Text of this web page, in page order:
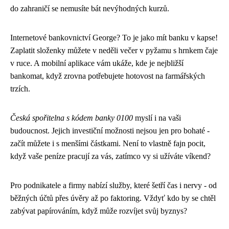
do zahraničí se nemusíte bát nevýhodných kurzů.
Internetové bankovnictví George? To je jako mít banku v kapse!
Zaplatit složenky můžete v neděli večer v pyžamu s hrnkem čaje
v ruce. A mobilní aplikace vám ukáže, kde je nejbližší
bankomat, když zrovna potřebujete hotovost na farmářských
trzích.
Česká spořitelna s kódem banky 0100 myslí i na vaši
budoucnost. Jejich investiční možnosti nejsou jen pro bohaté -
začít můžete i s menšími částkami. Není to vlastně fajn pocit,
když vaše peníze pracují za vás, zatímco vy si užíváte víkend?
Pro podnikatele a firmy nabízí služby, které šetří čas i nervy - od
běžných účtů přes úvěry až po faktoring. Vždyť kdo by se chtěl
zabývat papírováním, když může rozvíjet svůj byznys?